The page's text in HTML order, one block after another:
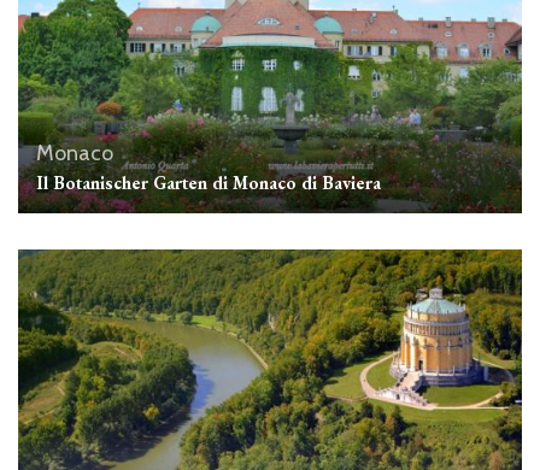
Monaco
Il Botanischer Garten di Monaco di Baviera